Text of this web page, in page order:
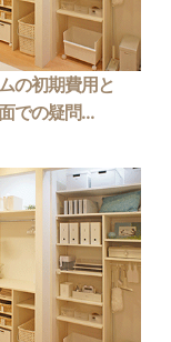
の初期費用と
での疑問...